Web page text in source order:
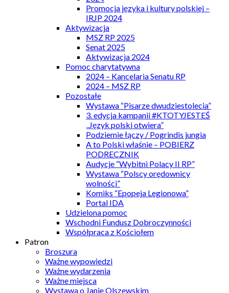
Promocja języka i kultury polskiej –
IRJP 2024
Aktywizacja
MSZ RP 2025
Senat 2025
Aktywizacja 2024
Pomoc charytatywna
2024 – Kancelaria Senatu RP
2024 – MSZ RP
Pozostałe
Wystawa “Pisarze dwudziestolecia”
3. edycja kampanii #KTOTYJESTEŚ
„Język polski otwiera”
Podziemie łączy / Pogrindis jungia
A to Polski właśnie – POBIERZ
PODRECZNIK
Audycje “Wybitni Polacy II RP”
Wystawa “Polscy orędownicy
wolności”
Komiks “Epopeja Legionowa”
Portal IDA
Udzielona pomoc
Wschodni Fundusz Dobroczynności
Współpraca z Kościołem
Patron
Broszura
Ważne wypowiedzi
Ważne wydarzenia
Ważne miejsca
Wystawa o Janie Olszewskim